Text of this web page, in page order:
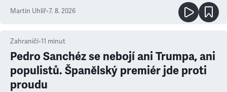
Martin Uhlíř•7. 8. 2026
Zahraničí•11 minut
Pedro Sanchéz se nebojí ani Trumpa, ani
populistů. Španělský premiér jde proti
proudu